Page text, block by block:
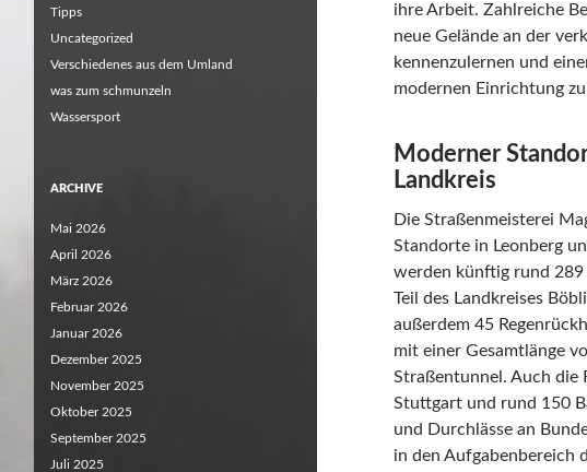
ihre Arbeit. Zahlreiche
neue Gelände an der
kennenzulernen und
modernen Einrichtung
Moderner
Landkreis
Die Straßenmeisterei
Standorte in Leonberg
werden künftig rund
Teil des Landkreises
außerdem 45
mit einer Gesamtlänge
Straßentunnel. Auch die
Stuttgart und rund 150
und Durchlässe an
in den Aufgabenbereich
Tipps
Uncategorized
Verschiedenes aus dem Umland
was zum schmunzeln
Wassersport
ARCHIVE
Mai 2026
April 2026
März 2026
Februar 2026
Januar 2026
Dezember 2025
November 2025
Oktober 2025
September 2025
Juli 2025